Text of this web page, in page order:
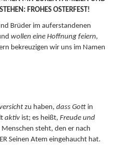
FROHES OSTERFEST!
Brüder im auferstandenen
wollen eine Hoffnung feiern,
bekreuzigen wir uns im Namen
zu haben, dass Gott in
aktiv ist; es heißt, Freude und
steht, den er nach
Seinen Atem eingehaucht hat.